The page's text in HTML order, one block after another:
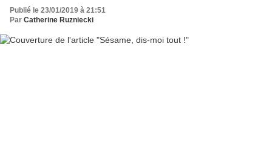
Publié le 23/01/2019 à 21:51
Par Catherine Ruzniecki